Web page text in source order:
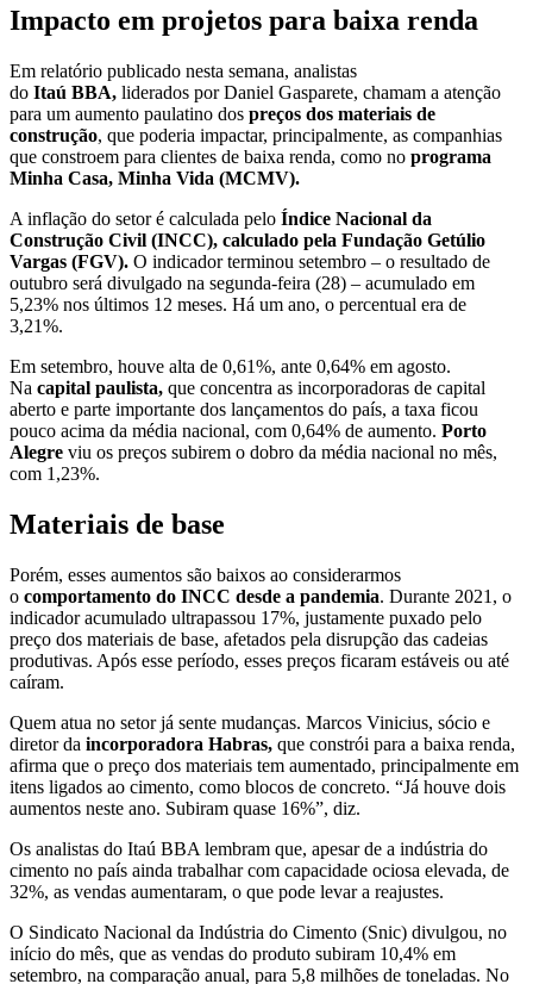
Impacto em projetos para baixa renda
Em relatório publicado nesta semana, analistas
do Itaú BBA, liderados por Daniel Gasparete, chamam a atenção
para um aumento paulatino dos preços dos materiais de
construção, que poderia impactar, principalmente, as companhias
que constroem para clientes de baixa renda, como no programa
Minha Casa, Minha Vida (MCMV).
A inflação do setor é calculada pelo Índice Nacional da
Construção Civil (INCC), calculado pela Fundação Getúlio
Vargas (FGV). O indicador terminou setembro – o resultado de
outubro será divulgado na segunda-feira (28) – acumulado em
5,23% nos últimos 12 meses. Há um ano, o percentual era de
3,21%.
Em setembro, houve alta de 0,61%, ante 0,64% em agosto.
Na capital paulista, que concentra as incorporadoras de capital
aberto e parte importante dos lançamentos do país, a taxa ficou
pouco acima da média nacional, com 0,64% de aumento. Porto
Alegre viu os preços subirem o dobro da média nacional no mês,
com 1,23%.
Materiais de base
Porém, esses aumentos são baixos ao considerarmos
o comportamento do INCC desde a pandemia. Durante 2021, o
indicador acumulado ultrapassou 17%, justamente puxado pelo
preço dos materiais de base, afetados pela disrupção das cadeias
produtivas. Após esse período, esses preços ficaram estáveis ou até
caíram.
Quem atua no setor já sente mudanças. Marcos Vinicius, sócio e
diretor da incorporadora Habras, que constrói para a baixa renda,
afirma que o preço dos materiais tem aumentado, principalmente em
itens ligados ao cimento, como blocos de concreto. “Já houve dois
aumentos neste ano. Subiram quase 16%”, diz.
Os analistas do Itaú BBA lembram que, apesar de a indústria do
cimento no país ainda trabalhar com capacidade ociosa elevada, de
32%, as vendas aumentaram, o que pode levar a reajustes.
O Sindicato Nacional da Indústria do Cimento (Snic) divulgou, no
início do mês, que as vendas do produto subiram 10,4% em
setembro, na comparação anual, para 5,8 milhões de toneladas. No